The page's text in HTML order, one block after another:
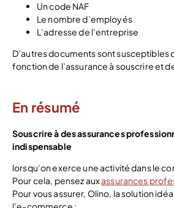
Un code NAF
Le nombre d’employés
L’adresse de l’entreprise
D’autres documents sont susceptibles
fonction de l’assurance à souscrire et
En résumé
Souscrire à des assurances
indispensable
lorsqu’on exerce une activité dans le
Pour cela, pensez auxassurances
Pour vous assurer, Olino, la solution